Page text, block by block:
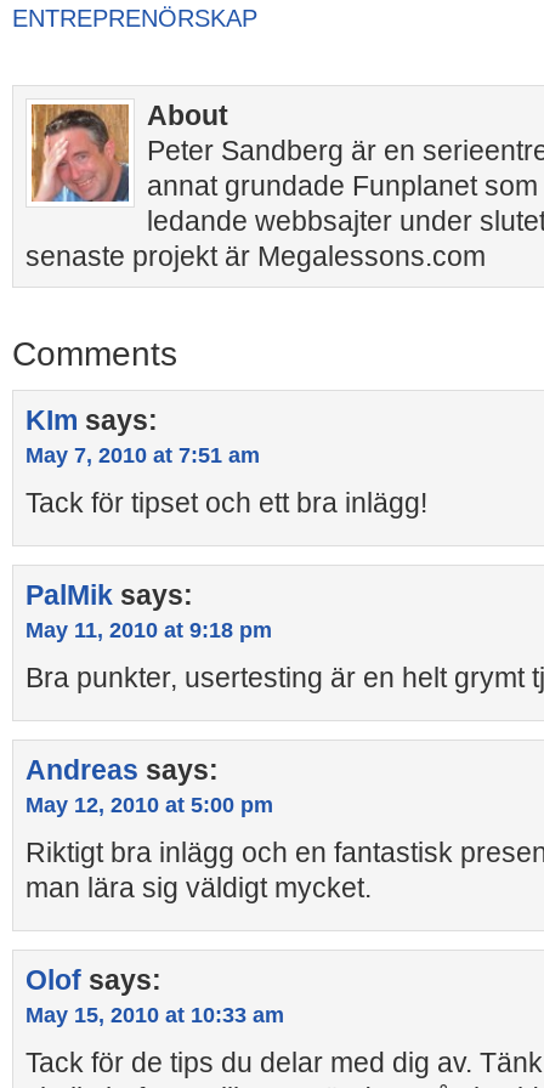
ENTREPRENÖRSKAP
About
Peter Sandberg är en
annat grundade Funplanet
ledande webbsajter under
senaste projekt är Megalessons.com
Comments
KIm says:
May 7, 2010 at 7:51 am
Tack för tipset och ett bra inlägg!
PalMik says:
May 11, 2010 at 9:18 pm
Bra punkter, usertesting är en helt grymt
Andreas says:
May 12, 2010 at 5:00 pm
Riktigt bra inlägg och en fantastisk
man lära sig väldigt mycket.
Olof says:
May 15, 2010 at 10:33 am
Tack för de tips du delar med dig av.